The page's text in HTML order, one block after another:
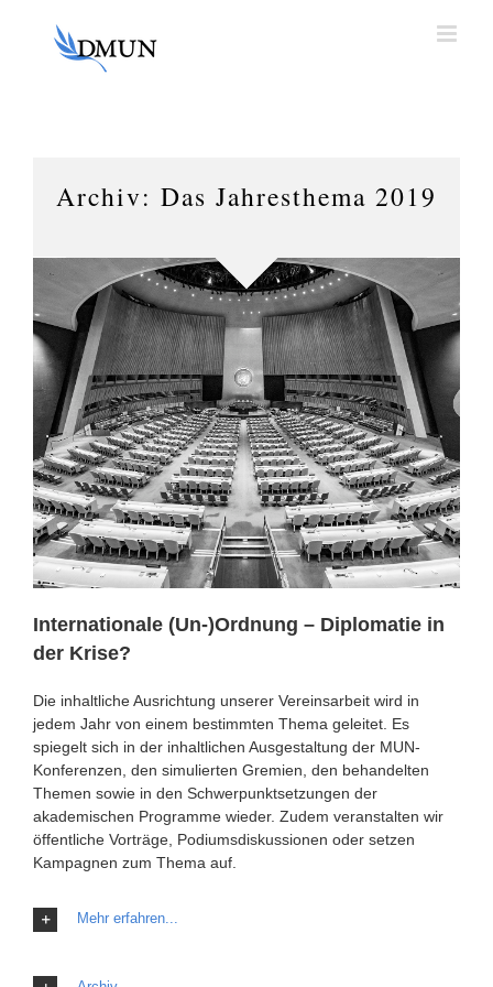
Archiv: Das Jahresthema 2019
Internationale (Un-)Ordnung – Diplomatie in
der Krise?
Die inhaltliche Ausrichtung unserer Vereinsarbeit wird in
jedem Jahr von einem bestimmten Thema geleitet. Es
spiegelt sich in der inhaltlichen Ausgestaltung der MUN-
Konferenzen, den simulierten Gremien, den behandelten
Themen sowie in den Schwerpunktsetzungen der
akademischen Programme wieder. Zudem veranstalten wir
öffentliche Vorträge, Podiumsdiskussionen oder setzen
Kampagnen zum Thema auf.
Mehr erfahren...